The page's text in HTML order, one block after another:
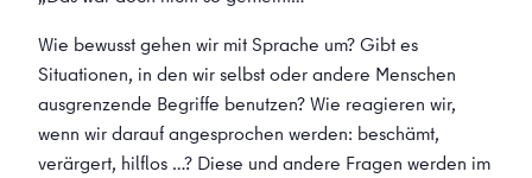
Wie bewusst gehen wir mit Sprache um? Gibt es
Situationen, in den wir selbst oder andere Menschen
ausgrenzende Begriffe benutzen? Wie reagieren wir,
wenn wir darauf angesprochen werden: beschämt,
verärgert, hilflos …? Diese und andere Fragen werden im